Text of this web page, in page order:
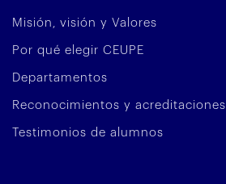
Misión, visión y Valores
Por qué elegir CEUPE
Departamentos
Reconocimientos y acreditaciones
Testimonios de alumnos